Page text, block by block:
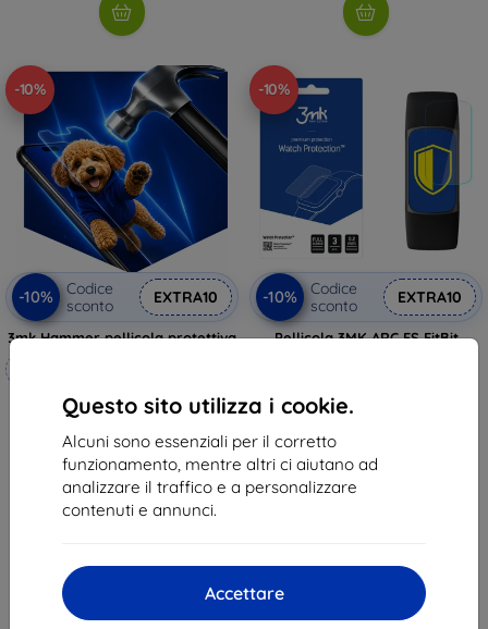
Questo sito utilizza i cookie.
Alcuni sono essenziali per il corretto
funzionamento, mentre altri ci aiutano ad
analizzare il traffico e a personalizzare
contenuti e annunci.
Accettare
-10%
-10%
Codice
sconto
EXTRA10
3mk Hammer pellicola protettiva
20,90 €
18,81 €
In magazzino 4 pz
-10%
-10%
Codice
sconto
EXTRA10
Pellicola 3MK ARC FS FitBit
10,71 €
del totale